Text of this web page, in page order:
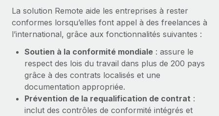
Gestion des appareils
Achetez et suivez vos équipements informatiques
Création d’entité
Établissez des entités rapidement et en toute
conformité
Mobilité et déménagement international
EOR et PEO
Gestion des freelances
Taxes
Explorer le blog
BLOG
La solution Remote aide les entreprises à rester
conformes lorsqu’elles font appel à des freelances à
l’international, grâce aux fonctionnalités suivantes :
Soutien à la conformité mondiale : assure le
respect des lois du travail dans plus de 200 pays
grâce à des contrats localisés et une
documentation appropriée.
Prévention de la requalification de contrat :
inclut des contrôles de conformité intégrés et